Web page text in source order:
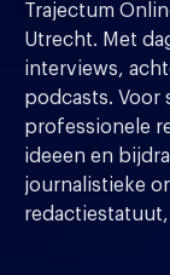
Trajectum
Utrecht. Met
interviews,
podcasts. Voor
professionele
ideeen en
journalistieke